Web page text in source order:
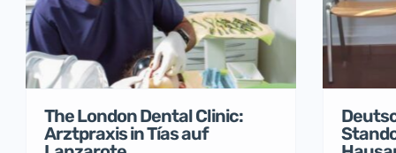
The London Dental Clinic:
Arztpraxis in Tías auf